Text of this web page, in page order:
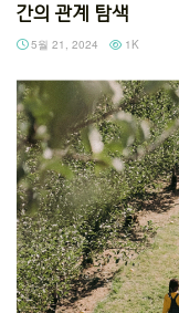
간의 관계 탐색
5월 21, 2024 1K